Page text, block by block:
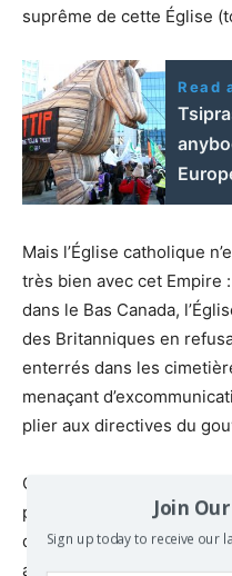
suprême de cette Église
Read
Mais l’Église catholique
très bien avec cet Empire
dans le Bas Canada,
des Britanniques en
enterrés dans les
menaçant
plier aux directives du
C’est à ce titre que les
pour l’État canadien sa
de dépossession, de
autochtones. Les églises
Join
Sign up today to receive our